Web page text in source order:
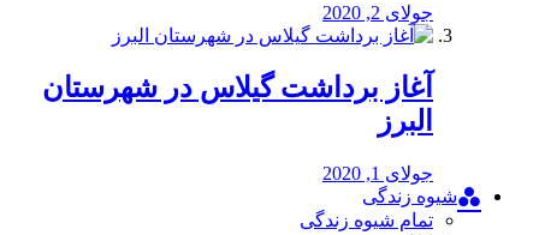
جولای 2, 2020
آغاز برداشت گیلاس در شهرستان
البرز
جولای 1, 2020
شیوه زندگی
تمام شیوه زندگی